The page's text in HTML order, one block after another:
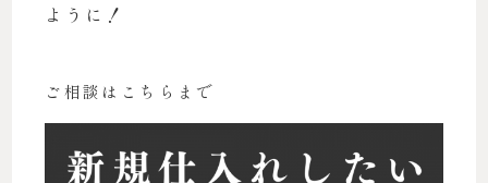
ように！
ご相談はこちらまで